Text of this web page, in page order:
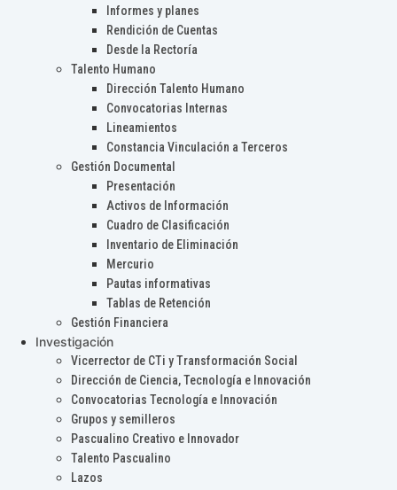
Informes y planes
Rendición de Cuentas
Desde la Rectoría
Talento Humano
Dirección Talento Humano
Convocatorias Internas
Lineamientos
Constancia Vinculación a Terceros
Gestión Documental
Presentación
Activos de Información
Cuadro de Clasificación
Inventario de Eliminación
Mercurio
Pautas informativas
Tablas de Retención
Gestión Financiera
Investigación
Vicerrector de CTi y Transformación Social
Dirección de Ciencia, Tecnología e Innovación
Convocatorias Tecnología e Innovación
Grupos y semilleros
Pascualino Creativo e Innovador
Talento Pascualino
Lazos